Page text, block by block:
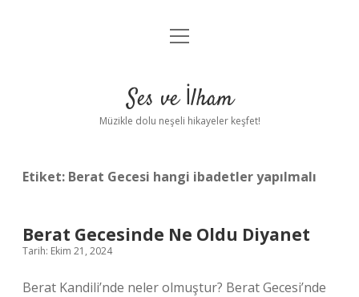
Anasayfa
Yasal Uyarı
menüyü
Ses ve İlham
Müzikle dolu neşeli hikayeler keşfet!
Etiket: Berat Gecesi hangi ibadetler yapılmalı
Berat Gecesinde Ne Oldu Diyanet
Tarih: Ekim 21, 2024
Berat Kandili’nde neler olmuştur? Berat Gecesi’nde